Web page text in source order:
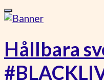
Hållbara